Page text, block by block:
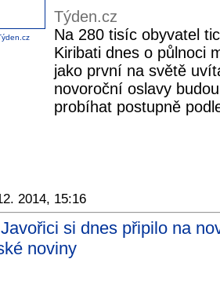
Týden.cz
Na 280 tisíc obyvatel
Kiribati dnes o půlnoci
jako první na světě
novoroční oslavy
probíhat postupně
2014, 15:16
si dnes připilo na
noviny